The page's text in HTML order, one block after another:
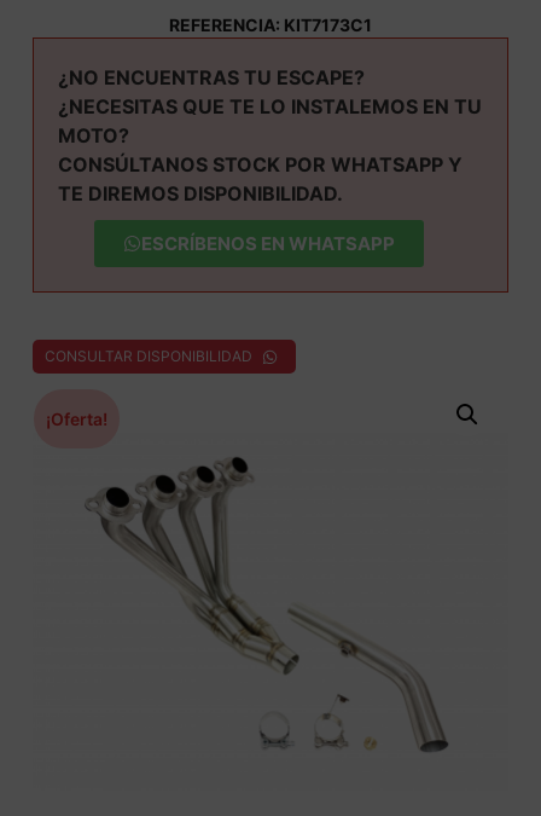
REFERENCIA: KIT7173C1
¿NO ENCUENTRAS TU ESCAPE?
¿NECESITAS QUE TE LO INSTALEMOS EN TU
MOTO?
CONSÚLTANOS STOCK POR WHATSAPP Y
TE DIREMOS DISPONIBILIDAD.
ESCRÍBENOS EN WHATSAPP
CONSULTAR DISPONIBILIDAD
¡Oferta!